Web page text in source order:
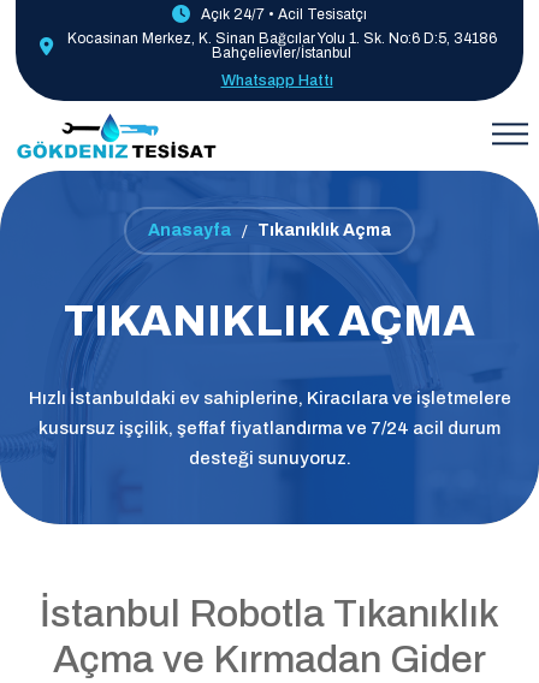
Açık 24/7 • Acil Tesisatçı
Kocasinan Merkez, K. Sinan Bağcılar Yolu 1. Sk. No:6 D:5, 34186
Bahçelievler/İstanbul
Whatsapp Hattı
Anasayfa Tıkanıklık Açma
TIKANIKLIK AÇMA
Hızlı İstanbuldaki ev sahiplerine, Kiracılara ve işletmelere
kusursuz işçilik, şeffaf fiyatlandırma ve 7/24 acil durum
desteği sunuyoruz.
İstanbul Robotla Tıkanıklık
Açma ve Kırmadan Gider